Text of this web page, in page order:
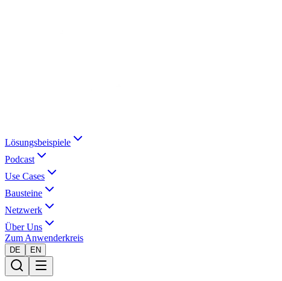
Lösungsbeispiele
Podcast
Use Cases
Bausteine
Netzwerk
Über Uns
Zum Anwenderkreis
DE EN